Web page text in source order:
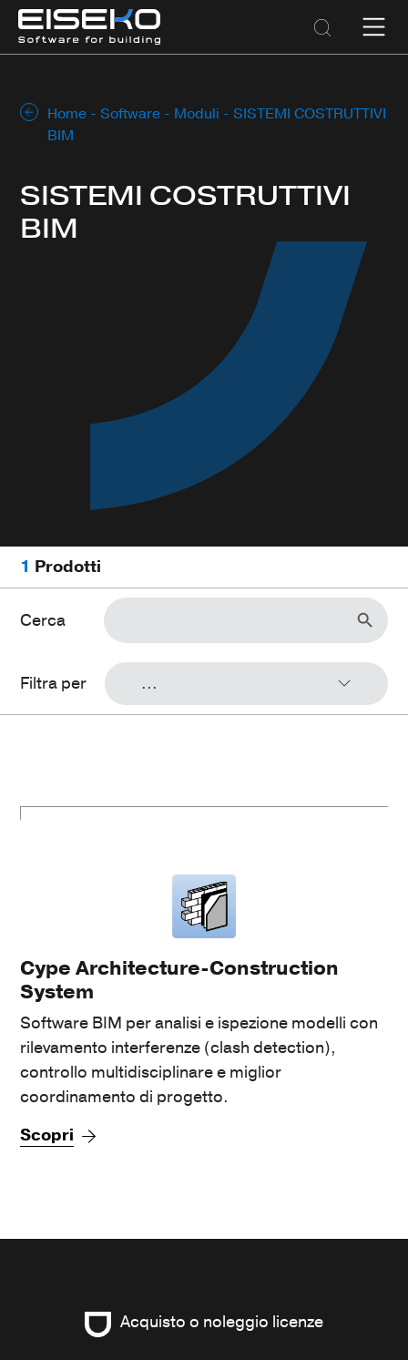
Home -Software - Moduli - SISTEMI COSTRUTTIVI
BIM
SISTEMI COSTRUTTIVI
BIM
1 Prodotti
Cerca
Search
for:
Search Button
Filtra per ...
Cype Architecture-Construction
System
Software BIM per analisi e ispezione modelli con
rilevamento interferenze (clash detection),
controllo multidisciplinare e miglior
coordinamento di progetto.
Scopri
Acquisto o noleggio licenze